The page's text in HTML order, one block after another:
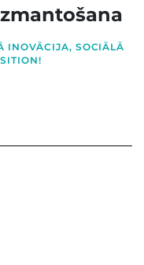
INOVĀCIJA, SOCIĀLĀ